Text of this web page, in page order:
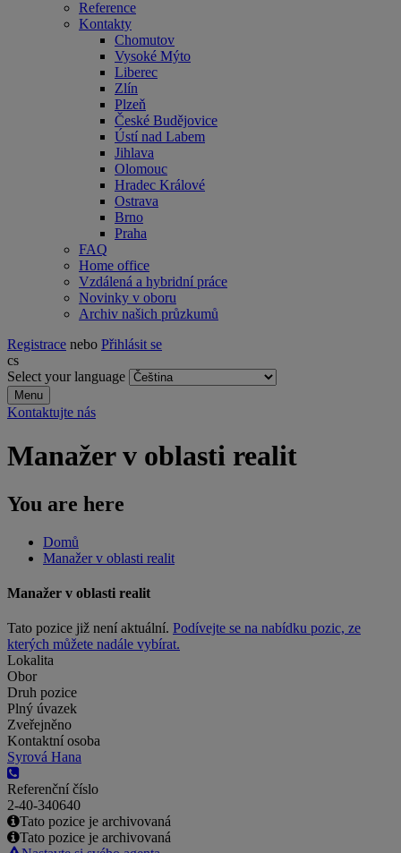
Reference
Kontakty
Chomutov
Vysoké Mýto
Liberec
Zlín
Plzeň
České Budějovice
Ústí nad Labem
Jihlava
Olomouc
Hradec Králové
Ostrava
Brno
Praha
FAQ
Home office
Vzdálená a hybridní práce
Novinky v oboru
Archiv našich průzkumů
Registrace nebo Přihlásit se
cs
Select your language
Menu
Kontaktujte nás
Manažer v oblasti realit
You are here
Domů
Manažer v oblasti realit
Manažer v oblasti realit
Tato pozice již není aktuální. Podívejte se na nabídku pozic, ze
kterých můžete nadále vybírat.
Lokalita
Obor
Druh pozice
Plný úvazek
Zveřejněno
Kontaktní osoba
Syrová Hana
Referenční číslo
2-40-340640
Tato pozice je archivovaná
Tato pozice je archivovaná